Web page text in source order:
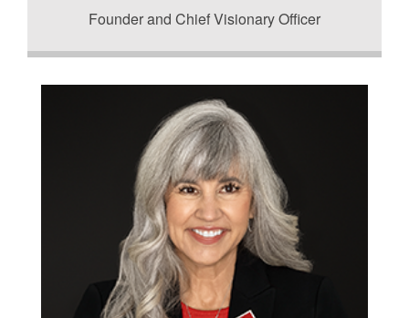
Founder and Chief Visionary Officer